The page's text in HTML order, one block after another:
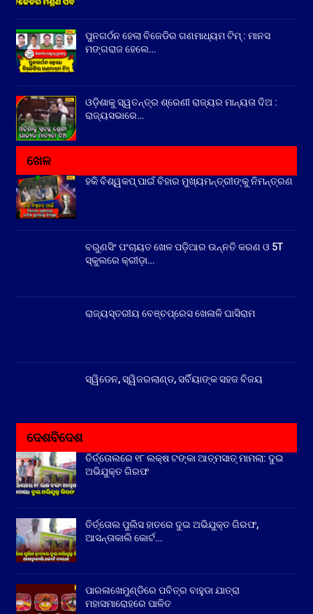
ପୁନଗର୍ଠନ ହେଲା ବିଜେଡିର ଗଣମାଧ୍ୟମ ଟିମ୍ : ମାନସ
ମଙ୍ଗରାଜ ହେଲେ…
ଓଡ଼ିଶାକୁ ସ୍ୱତନ୍ତ୍ର ଶ୍ରେଣୀ ରାଜ୍ୟର ମାନ୍ୟତା ଦିଅ :
ରାଜ୍ୟସଭାରେ…
ଖେଳ
ହକି ବିଶ୍ୱକପ୍ ପାଇଁ ବିହାର ମୁଖ୍ୟମନ୍ତ୍ରୀଙ୍କୁ ନିମନ୍ତ୍ରଣ
ବରୁଣସିଂ ପଂଚାୟତ ଖେଳ ପଡ଼ିଆର ଉନ୍ନତି କରଣ ଓ 5T
ସ୍କୁଲରେ କ୍ରୀଡ଼ା…
ରାଜ୍ୟସ୍ତରୀୟ ବେଞ୍ଚପ୍ରେସ ଖେଳାଳି ଘାସିରାମ
ସ୍ୱିଡେନ, ସ୍ୱିଜରଲାଣ୍ଡ, ସର୍ବିୟାଙ୍କ ସହଜ ବିଜୟ
ଦେଶବିଦେଶ
ତିର୍ତ୍ତୋଲରେ ୧୮ ଲକ୍ଷ ଟଙ୍କା ଆତ୍ମସାତ୍ ମାମଲା: ଦୁଇ
ଅଭିଯୁକ୍ତ ଗିରଫ
ତିର୍ତ୍ତୋଲ ପୁଲିସ ହାତରେ ଦୁଇ ଅଭିଯୁକ୍ତ ଗିରଫ,
ଆସନ୍ତାକାଲି କୋର୍ଟ…
ପାରଳାଖେମୁଣ୍ଡିରେ ପବିତ୍ର ବାହୁଡା ଯାତ୍ରା
ମହାସମାରୋହରେ ପାଳିତ